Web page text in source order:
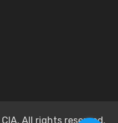
All rights reserved.